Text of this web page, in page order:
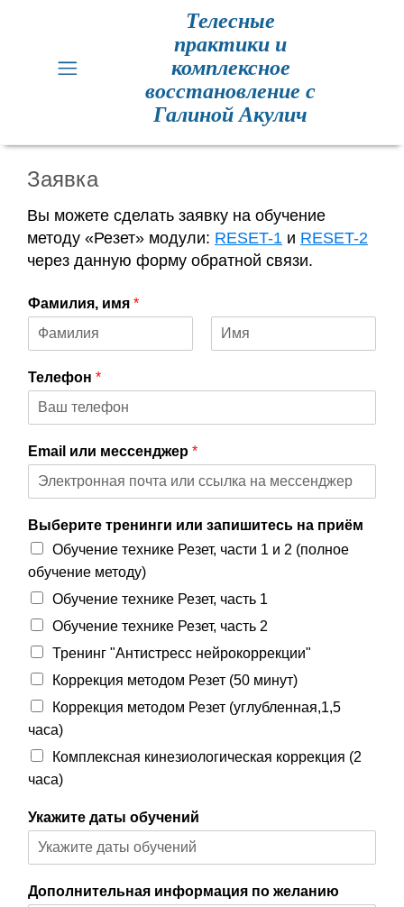
Практики
здоровья
Метод
Резет
Метод
Резет
отзывы
Расписание
Заявка
Приём
Приём
кинезиолога
Галины
Акулич
–
отзывы
авторе
Диплом
и
сертификаты
Галины
Телесные
практики и
комплексное
восстановление с
Галиной Акулич
Заявка
Вы можете сделать заявку на обучение
методу «Резет» модули: RESET-1 и RESET-2
через данную форму обратной связи.
Фамилия, имя *
м
я
и
Телефон *
Email или мессенджер *
Выберите тренинги или запишитесь на приём
Обучение технике Резет, части 1 и 2 (полное
обучение методу)
Обучение технике Резет, часть 1
Обучение технике Резет, часть 2
Тренинг "Антистресс нейрокоррекции"
Коррекция методом Резет (50 минут)
Коррекция методом Резет (углубленная,1,5
часа)
Комплексная кинезиологическая коррекция (2
часа)
Укажите даты обучений
Дополнительная информация по желанию